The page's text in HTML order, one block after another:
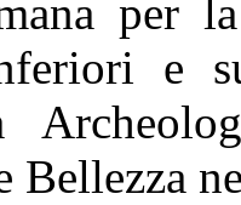
per
e
Bellezza